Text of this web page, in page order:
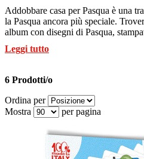
Addobbare casa per Pasqua è una
la Pasqua ancora più speciale.
album con disegni di Pasqua,
tuoi piccoli artisti!
Leggi tutto
6 Prodotti/o
Ordina per
Mostra
per pagina